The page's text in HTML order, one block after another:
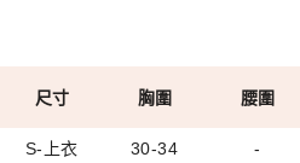
尺寸 胸圍 腰圍
S-上衣 30-34 -